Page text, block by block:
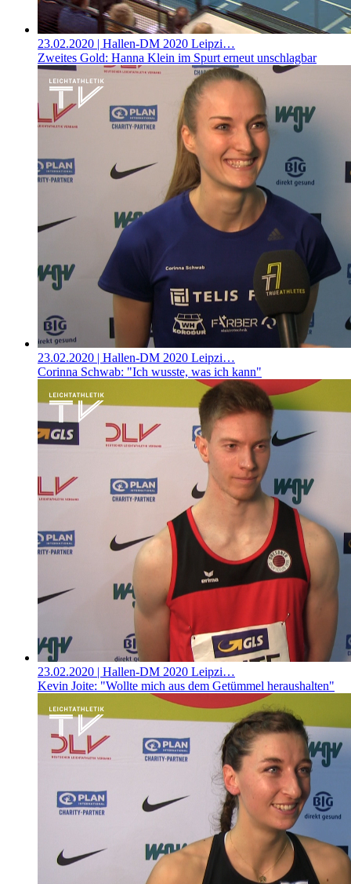
23.02.2020 | Hallen-DM 2020 Leipzi…
Zweites Gold: Hanna Klein im Spurt erneut unschlagbar
23.02.2020 | Hallen-DM 2020 Leipzi…
Corinna Schwab: "Ich wusste, was ich kann"
23.02.2020 | Hallen-DM 2020 Leipzi…
Kevin Joite: "Wollte mich aus dem Getümmel heraushalten"